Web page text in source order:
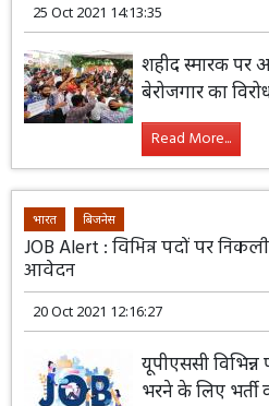
25 Oct 2021 14:13:35
शहीद स्मारक पर
बेरोजगार का
Read More...
भारत बिजनेस
JOB Alert : विभिन्न पदों पर
आवेदन
20 Oct 2021 12:16:27
यूपीएससी
भरने के लिए भर्ती